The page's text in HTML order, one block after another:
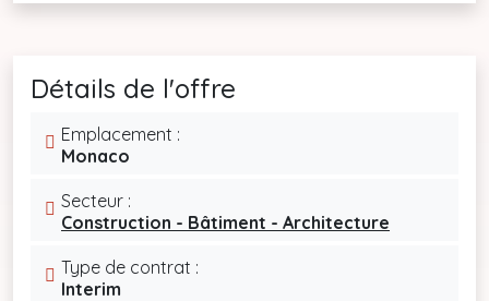
Détails de l'offre
Emplacement :
Monaco
Secteur :
Construction - Bâtiment - Architecture
Type de contrat :
Interim